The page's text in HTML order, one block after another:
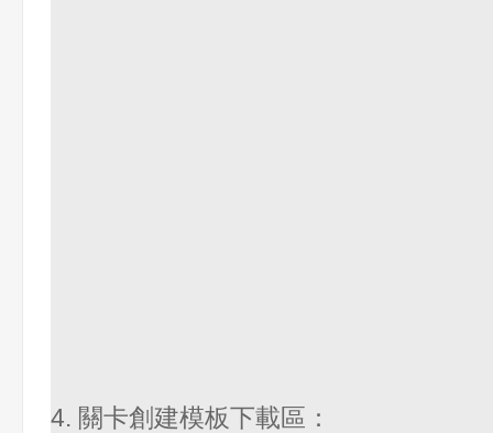
4. 關卡創建模板下載區：